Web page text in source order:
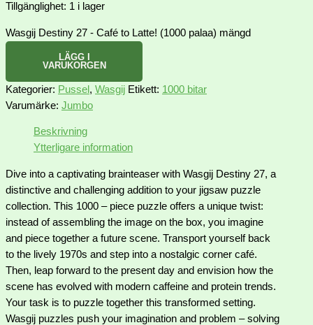
Tillgänglighet: 1 i lager
Wasgij Destiny 27 - Café to Latte! (1000 palaa) mängd
LÄGG I
VARUKORGEN
Kategorier: Pussel , Wasgij Etikett: 1000 bitar
Varumärke: Jumbo
Beskrivning
Ytterligare information
Dive into a captivating brainteaser with Wasgij Destiny 27, a
distinctive and challenging addition to your jigsaw puzzle
collection. This 1000 – piece puzzle offers a unique twist:
instead of assembling the image on the box, you imagine
and piece together a future scene. Transport yourself back
to the lively 1970s and step into a nostalgic corner café.
Then, leap forward to the present day and envision how the
scene has evolved with modern caffeine and protein trends.
Your task is to puzzle together this transformed setting.
Wasgij puzzles push your imagination and problem – solving